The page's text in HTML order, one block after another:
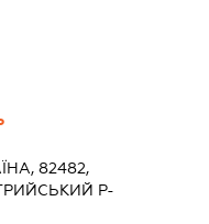
82482,
Р-